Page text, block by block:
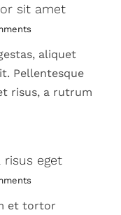
sit amet
aliquet
Pellentesque
risus, a rutrum
risus eget
et tortor